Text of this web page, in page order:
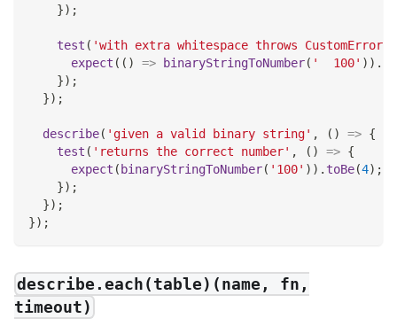
}) ;
test ( 'with extra whitespace throws CustomError'
expect ( ( ) => binaryStringToNumber( '  100' ) ) .
}) ;
}) ;
describe( 'given a valid binary string' , ( ) => {
test ( 'returns the correct number' , ( ) => {
expect ( binaryStringToNumber( '100' ) ) . toBe(4) ;
}) ;
}) ;
}) ;
describe.each(table)(name, fn,
timeout)